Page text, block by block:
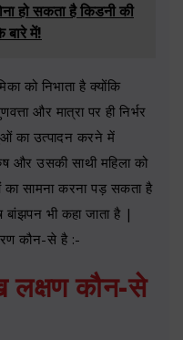
हो सकता है किडनी की
बारे में!
को निभाता है क्योंकि
और मात्रा पर ही निर्भर
का उत्पादन करने में
और उसकी साथी महिला को
सामना करना पड़ सकता है
भी कहा जाता है |
कौन-से है :-
लक्षण कौन-से